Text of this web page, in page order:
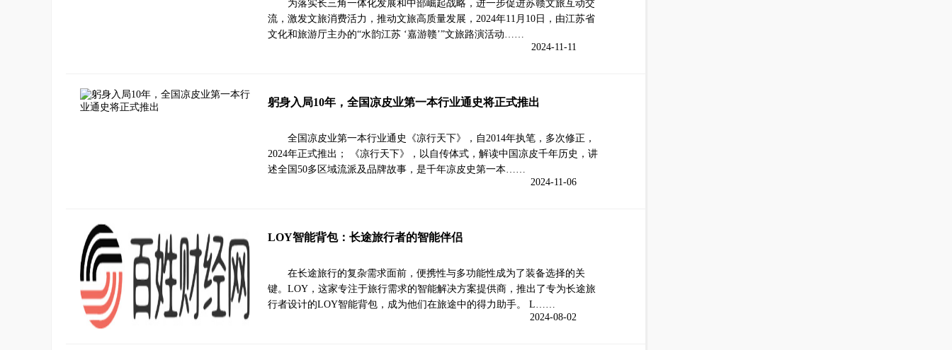
为落实长三角一体化发展和中部崛起战略，进一步促进苏赣文旅互动交
流，激发文旅消费活力，推动文旅高质量发展，2024年11月10日，由江苏省
文化和旅游厅主办的“水韵江苏 ‘嘉游赣’”文旅路演活动……
2024-11-11
躬身入局10年，全国凉皮业第一本行业通史将正式推出
全国凉皮业第一本行业通史《凉行天下》，自2014年执笔，多次修正，
2024年正式推出； 《凉行天下》，以自传体式，解读中国凉皮千年历史，讲
述全国50多区域流派及品牌故事，是千年凉皮史第一本……
2024-11-06
LOY智能背包：长途旅行者的智能伴侣
在长途旅行的复杂需求面前，便携性与多功能性成为了装备选择的关
键。LOY，这家专注于旅行需求的智能解决方案提供商，推出了专为长途旅
行者设计的LOY智能背包，成为他们在旅途中的得力助手。 L……
2024-08-02